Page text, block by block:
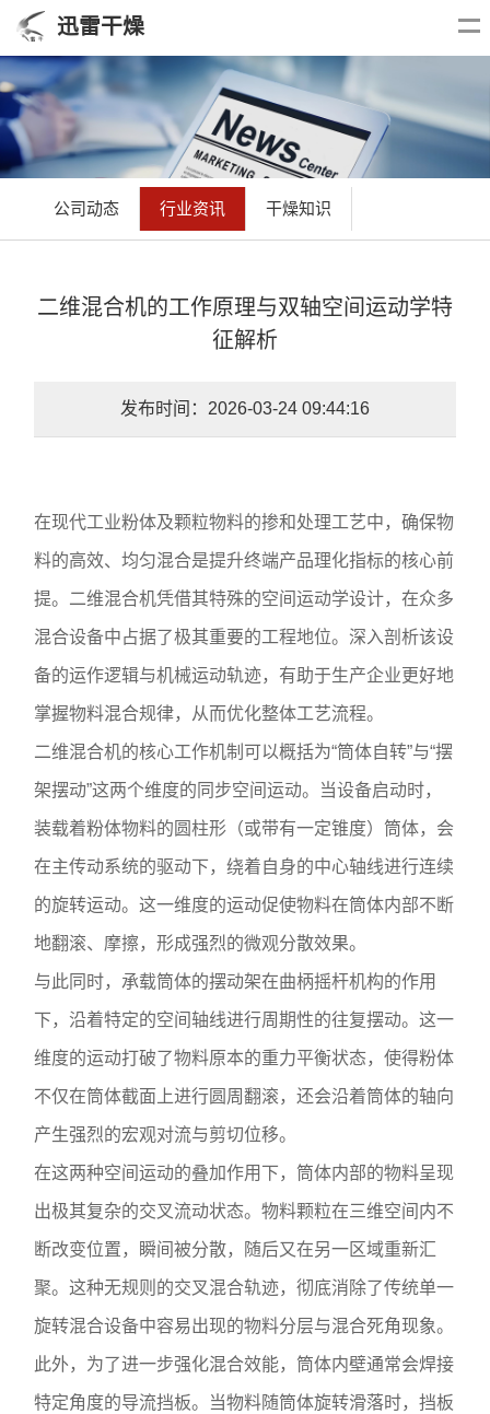
迅雷干燥
公司动态 行业资讯 干燥知识
二维混合机的工作原理与双轴空间运动学特
征解析
发布时间：2026-03-24 09:44:16
在现代工业粉体及颗粒物料的掺和处理工艺中，确保物
料的高效、均匀混合是提升终端产品理化指标的核心前
提。二维混合机凭借其特殊的空间运动学设计，在众多
混合设备中占据了极其重要的工程地位。深入剖析该设
备的运作逻辑与机械运动轨迹，有助于生产企业更好地
掌握物料混合规律，从而优化整体工艺流程。
二维混合机的核心工作机制可以概括为“筒体自转”与“摆
架摆动”这两个维度的同步空间运动。当设备启动时，
装载着粉体物料的圆柱形（或带有一定锥度）筒体，会
在主传动系统的驱动下，绕着自身的中心轴线进行连续
的旋转运动。这一维度的运动促使物料在筒体内部不断
地翻滚、摩擦，形成强烈的微观分散效果。
与此同时，承载筒体的摆动架在曲柄摇杆机构的作用
下，沿着特定的空间轴线进行周期性的往复摆动。这一
维度的运动打破了物料原本的重力平衡状态，使得粉体
不仅在筒体截面上进行圆周翻滚，还会沿着筒体的轴向
产生强烈的宏观对流与剪切位移。
在这两种空间运动的叠加作用下，筒体内部的物料呈现
出极其复杂的交叉流动状态。物料颗粒在三维空间内不
断改变位置，瞬间被分散，随后又在另一区域重新汇
聚。这种无规则的交叉混合轨迹，彻底消除了传统单一
旋转混合设备中容易出现的物料分层与混合死角现象。
此外，为了进一步强化混合效能，筒体内壁通常会焊接
特定角度的导流挡板。当物料随筒体旋转滑落时，挡板